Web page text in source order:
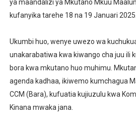
TANZANIA YAIPONGEZA
WAKULIMA WAPEWA MBINU
Serikali yasisitiza usimamizi
WANAFUNZI WA MTEMI
TEKNOLOJIA YA NYUKLIA:
ya maandalizi ya Mkutano Mkuu
kufanyika tarehe 18 na 19 Januari 2025.
Ukumbi huo, wenye uwezo wa
unakarabatiwa kwa kiwango cha juu ili
bora kwa mkutano huo muhimu.
agenda kadhaa, ikiwemo kumchagua
CCM (Bara), kufuatia kujiuzulu kwa
Kinana mwaka jana.